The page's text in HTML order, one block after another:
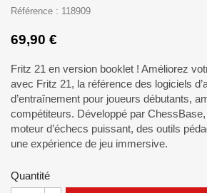
Référence : 118909
69,90 €
Fritz 21 en version booklet ! Améliorez
avec Fritz 21, la référence des logiciels
d’entraînement pour joueurs débutants,
compétiteurs. Développé par
moteur d’échecs puissant, des outils
une expérience de jeu immersive.
Quantité